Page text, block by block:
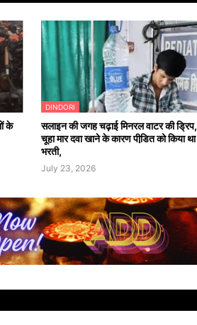
के
DINDORI
सलाइन की जगह चढ़ाई मिनरल वाटर की ड्रिप,
चूहा मार दवा खाने के कारण पीडि़त को किया था
भरती,
July 23, 2026